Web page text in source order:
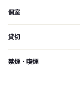
個室
貸切
禁煙・喫煙